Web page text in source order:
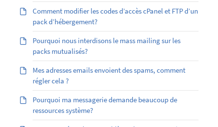
Comment modifier les codes d’accès cPanel et FTP d’un
pack d’hébergement?
Pourquoi nous interdisons le mass mailing sur les
packs mutualisés?
Mes adresses emails envoient des spams, comment
régler cela ?
Pourquoi ma messagerie demande beaucoup de
ressources système?